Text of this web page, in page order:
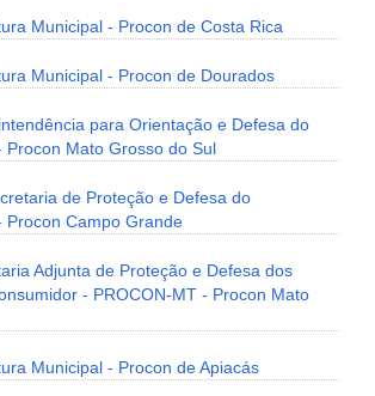
Municipal - Procon de Costa Rica
Municipal - Procon de Dourados
para Orientação e Defesa do
Procon Mato Grosso do Sul
de Proteção e Defesa do
Procon Campo Grande
Adjunta de Proteção e Defesa dos
- PROCON-MT - Procon Mato
Municipal - Procon de Apiacás